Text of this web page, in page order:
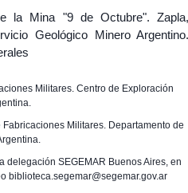
la Mina "9 de Octubre". Zapla,
Geológico Minero Argentino.
Militares. Centro de Exploración
Militares. Departamento de
delegación SEGEMAR Buenos Aires, en
biblioteca.segemar@segemar.gov.ar